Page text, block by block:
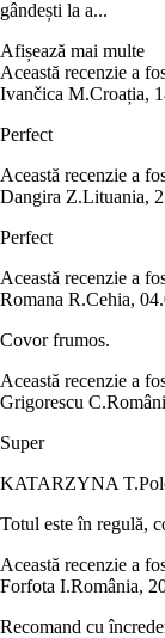
gândești la a...
Afișează mai multe
Această recenzie a
Ivančica M.Croația,
Perfect
Această recenzie a
Dangira Z.Lituania,
Perfect
Această recenzie a
Romana R.Cehia,
Covor frumos.
Această recenzie a
Grigorescu C.
Super
KATARZYNA T.
Totul este în regulă,
Această recenzie a
Forfota I.România,
Recomand cu